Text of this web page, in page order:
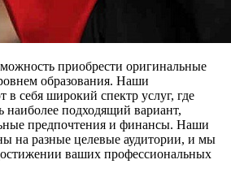
приобрести оригинальные
образования. Наши
себя широкий спектр услуг, где
подходящий вариант,
предпочтения и финансы. Наши
на разные целевые аудитории, и мы
ваших профессиональных